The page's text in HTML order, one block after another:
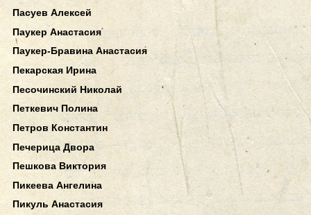
Пасуев Алексей
Паукер Анастасия
Паукер-Бравина Анастасия
Пекарская Ирина
Песочинский Николай
Петкевич Полина
Петров Константин
Печерица Двора
Пешкова Виктория
Пикеева Ангелина
Пикуль Анастасия